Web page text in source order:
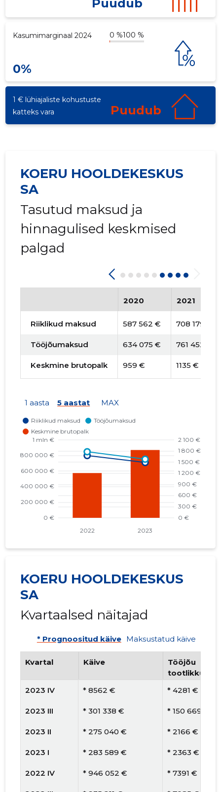
Puudub
Kasumimarginaal 2024 0 %100 %
0%
1 € lühiajaliste kohustuste
katteks vara
Puudub
KOERU HOOLDEKESKUS
SA
Tasutud maksud ja
hinnagulised keskmised
palgad
2020 2021
Riiklikud maksud 587 562 € 708 179 €
Tööjõumaksud 634 075 € 761 452 €
Keskmine brutopalk 959 € 1135 €
1 aasta 5 aastat MAX
KOERU HOOLDEKESKUS
SA
Kvartaalsed näitajad
* Prognoositud käive Maksustatud käive
Kvartal Käive
Tööjõu
tootlikkus
2023 IV
* 8562 € * 4281 €
2023 III * 301 338 € * 150 669 €
2023 II * 275 040 € * 2166 €
2023 I * 283 589 € * 2363 €
2022 IV * 946 052 € * 7391 €